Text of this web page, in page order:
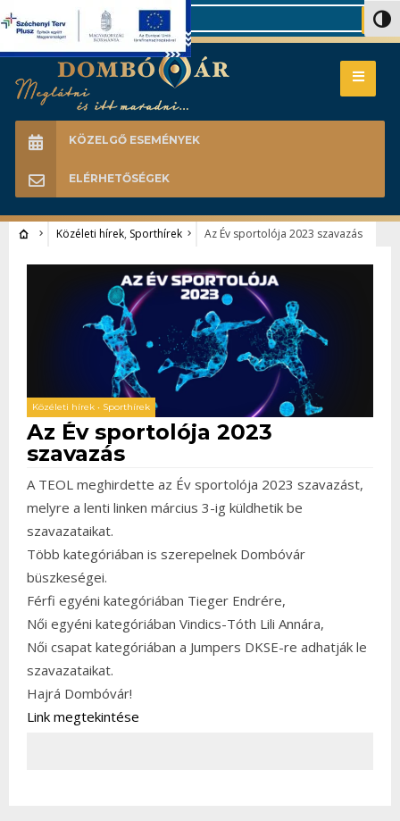
Search
KÖZELGŐ ESEMÉNYEK
ELÉRHETŐSÉGEK
Közéleti hírek, Sporthírek Az Év sportolója 2023 szavazás
Közéleti hírek • Sporthírek
Az Év sportolója 2023
szavazás
A TEOL meghirdette az Év sportolója 2023 szavazást,
melyre a lenti linken március 3-ig küldhetik be
szavazataikat.
Több kategóriában is szerepelnek Dombóvár
büszkeségei.
Férfi egyéni kategóriában Tieger Endrére,
Női egyéni kategóriában Vindics-Tóth Lili Annára,
Női csapat kategóriában a Jumpers DKSE-re adhatják le
szavazataikat.
Hajrá Dombóvár!
Link megtekintése